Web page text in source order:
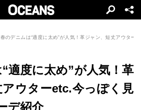
春のデニムは“適度に太め”が人気！革ジャン、短丈アウター
適度に太め”が人気！革
ウターetc.今っぽく見
デ紹介